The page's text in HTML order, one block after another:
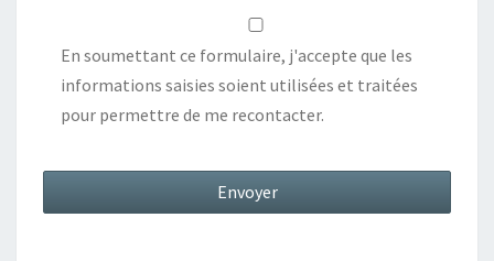
En soumettant ce formulaire, j'accepte que les
informations saisies soient utilisées et traitées
pour permettre de me recontacter.